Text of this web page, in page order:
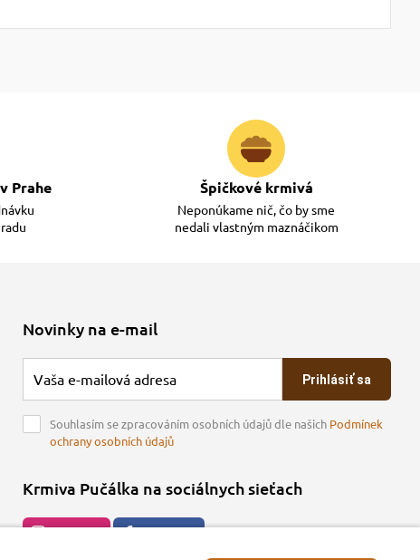
Prahe Špičkové krmivá
Neponúkame nič, čo by sme
nedali vlastným maznáčikom
Novinky na e-mail
Prihlásiť sa
Souhlasím se zpracováním osobních údajů dle našich Podmínek
ochrany osobních údajů
Krmiva Pučálka na sociálnych sieťach